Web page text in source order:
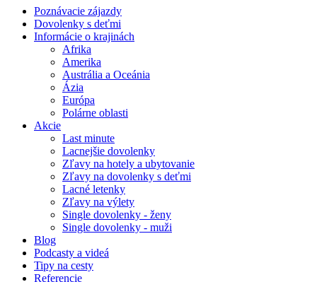
Poznávacie zájazdy
Dovolenky s deťmi
Informácie o krajinách
Afrika
Amerika
Austrália a Oceánia
Ázia
Európa
Polárne oblasti
Akcie
Last minute
Lacnejšie dovolenky
Zľavy na hotely a ubytovanie
Zľavy na dovolenky s deťmi
Lacné letenky
Zľavy na výlety
Single dovolenky - ženy
Single dovolenky - muži
Blog
Podcasty a videá
Tipy na cesty
Referencie